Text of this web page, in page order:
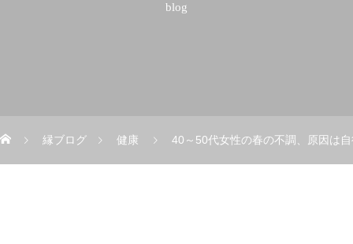
blog
縁ブログ 健康 40～50代女性の春の不調、原因は